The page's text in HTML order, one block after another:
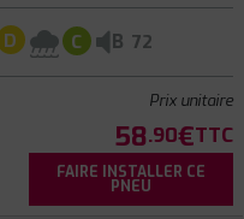
D C B 72
Prix unitaire
58.90€TTC
FAIRE INSTALLER CE
PNEU